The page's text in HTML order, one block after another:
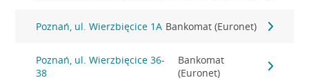
Poznań, ul. Wierzbięcice 1A Bankomat (Euronet)
Poznań, ul. Wierzbięcice 36-
38
Bankomat
(Euronet)